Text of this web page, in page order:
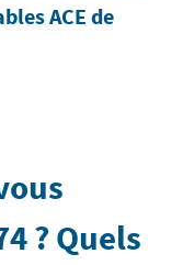
ACE de
? Quels